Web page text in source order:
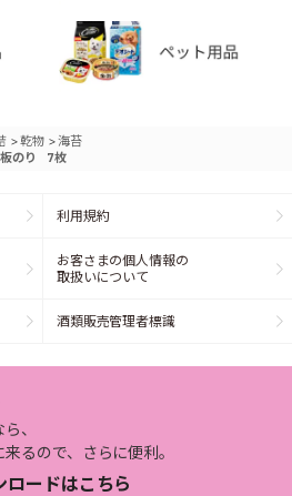
>乾物 >海苔
のり 7枚
利用規約
お客さまの個人情報の
取扱いについて
酒類販売管理者標識
、
るので、さらに便利。
ロードはこちら